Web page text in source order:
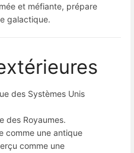
et méfiante, prépare
galactique.
des Systèmes Unis
des Royaumes.
comme une antique
comme une